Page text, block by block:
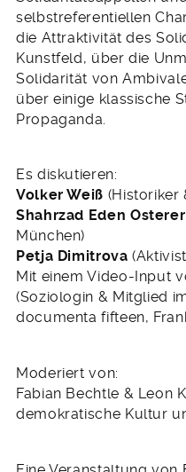
selbstreferentiellen
die Attraktivität des
Kunstfeld, über die
Solidarität von
über einige klassische
Propaganda.
Es diskutieren:
Volker Weiß (Historiker
Shahrzad Eden Osterer
München)
Petja Dimitrova
Mit einem Video-Input
(Soziologin & Mitglied
documenta fifteen,
Moderiert von:
Fabian Bechtle & Leon
demokratische Kultur